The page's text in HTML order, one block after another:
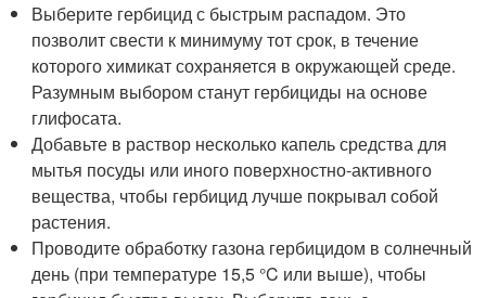
Выберите гербицид с быстрым распадом. Это
позволит свести к минимуму тот срок, в течение
которого химикат сохраняется в окружающей среде.
Разумным выбором станут гербициды на основе
глифосата.
Добавьте в раствор несколько капель средства для
мытья посуды или иного поверхностно-активного
вещества, чтобы гербицид лучше покрывал собой
растения.
Проводите обработку газона гербицидом в солнечный
день (при температуре 15,5 °C или выше), чтобы